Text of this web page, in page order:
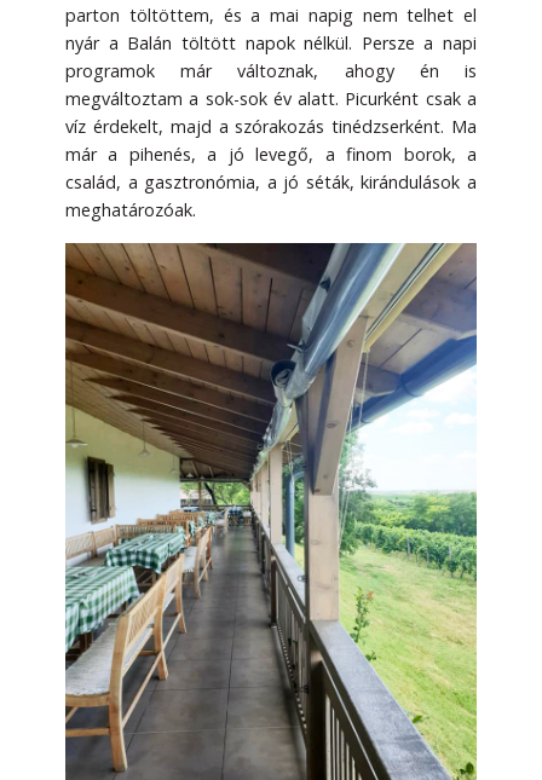
parton töltöttem, és a mai napig nem telhet el
nyár a Balán töltött napok nélkül. Persze a napi
programok már változnak, ahogy én is
megváltoztam a sok-sok év alatt. Picurként csak a
víz érdekelt, majd a szórakozás tinédzserként. Ma
már a pihenés, a jó levegő, a finom borok, a
család, a gasztronómia, a jó séták, kirándulások a
meghatározóak.